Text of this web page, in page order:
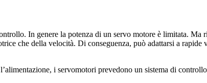
In genere la potenza di un servo motore è limitata.
che della velocità. Di conseguenza, può adattarsi a
i servomotori prevedono un sistema di